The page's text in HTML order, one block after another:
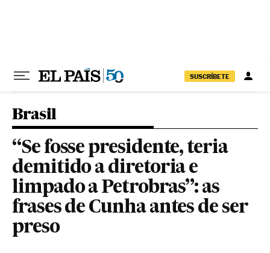
SUSCRÍBETE
Brasil
“Se fosse presidente, teria
demitido a diretoria e
limpado a Petrobras”: as
frases de Cunha antes de ser
preso